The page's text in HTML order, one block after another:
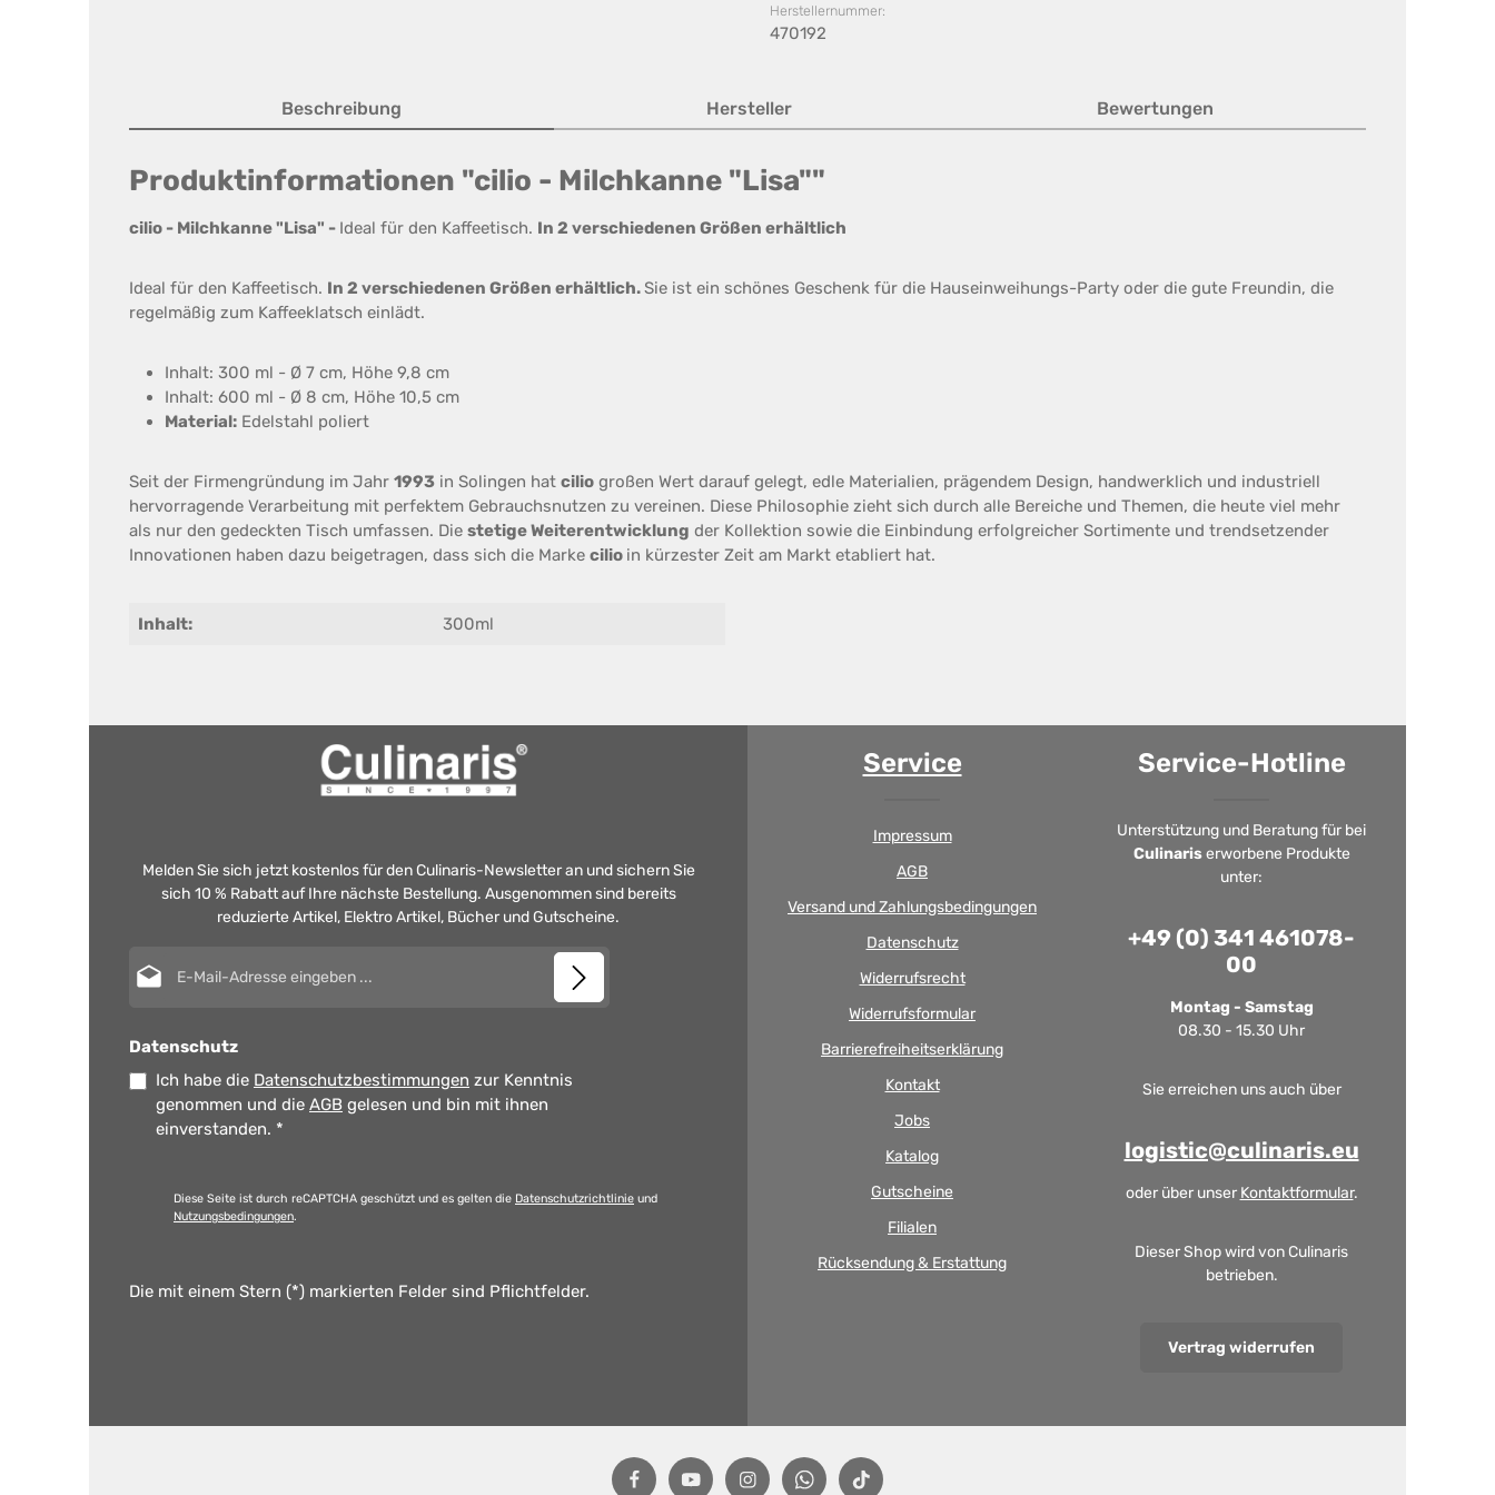
Herstellernummer:
470192
Beschreibung Hersteller Bewertungen
Produktinformationen "cilio - Milchkanne "Lisa""
cilio - Milchkanne "Lisa" - Ideal für den Kaffeetisch. In 2 verschiedenen Größen erhältlich
Ideal für den Kaffeetisch. In 2 verschiedenen Größen erhältlich.Sie ist ein schönes Geschenk für die Hauseinweihungs-Party oder die gute Freundin, die
regelmäßig zum Kaffeeklatsch einlädt.
Inhalt: 300 ml - Ø 7 cm, Höhe 9,8 cm
Inhalt: 600 ml - Ø 8 cm, Höhe 10,5 cm
Material: Edelstahl poliert
Seit der Firmengründung im Jahr 1993 in Solingen hat cilio großen Wert darauf gelegt, edle Materialien, prägendem Design, handwerklich und industriell
hervorragende Verarbeitung mit perfektem Gebrauchsnutzen zu vereinen. Diese Philosophie zieht sich durch alle Bereiche und Themen, die heute viel mehr
als nur den gedeckten Tisch umfassen. Die stetige Weiterentwicklung der Kollektion sowie die Einbindung erfolgreicher Sortimente und trendsetzender
Innovationen haben dazu beigetragen, dass sich die Marke cilio in kürzester Zeit am Markt etabliert hat.
Inhalt: 300ml
Melden Sie sich jetzt kostenlos für den Culinaris-Newsletter an und sichern Sie
sich 10 % Rabatt auf Ihre nächste Bestellung. Ausgenommen sind bereits
reduzierte Artikel, Elektro Artikel, Bücher und Gutscheine.
Datenschutz
Ich habe die Datenschutzbestimmungen zur Kenntnis
genommen und die AGB gelesen und bin mit ihnen
einverstanden. *
Diese Seite ist durch reCAPTCHA geschützt und es gelten die Datenschutzrichtlinie und
Nutzungsbedingungen.
Die mit einem Stern (*) markierten Felder sind Pflichtfelder.
Service
Impressum
AGB
Versand und Zahlungsbedingungen
Datenschutz
Widerrufsrecht
Widerrufsformular
Barrierefreiheitserklärung
Kontakt
Jobs
Katalog
Gutscheine
Filialen
Rücksendung & Erstattung
Service-Hotline
Unterstützung und Beratung für bei
Culinariserworbene Produkte
unter:
+49 (0) 341 461078-
00
Montag - Samstag
08.30 - 15.30 Uhr
Sie erreichen uns auch über
logistic@culinaris.eu
oder über unser Kontaktformular.
Dieser Shop wird von Culinaris
betrieben.
Vertrag widerrufen